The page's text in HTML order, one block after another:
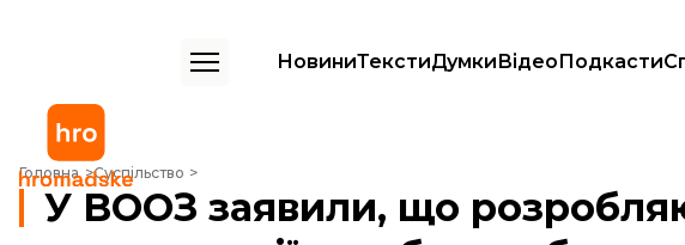
НовиниТекстиДумкиВідеоПодкасти
Головна Суспільство
У ВООЗ заявили, що розробляють генплан координації для боротьби з китайським
У ВООЗ заявили, що